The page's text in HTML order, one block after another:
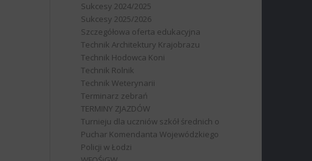
Sukcesy 2024/2025
Sukcesy 2025/2026
Szczegółowa oferta edukacyjna
Technik Architektury Krajobrazu
Technik Hodowca Koni
Technik Rolnik
Technik Weterynarii
Terminarz zebrań
TERMINY ZJAZDÓW
Turnieju dla uczniów szkół średnich o
Puchar Komendanta Wojewódzkiego
Policji w Łodzi